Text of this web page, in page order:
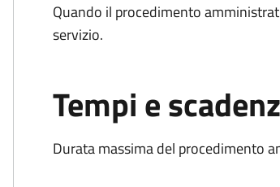
Quando il procedimento
servizio.
Tempi e
Durata massima del procedimento